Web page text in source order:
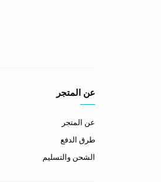
عن المتجر
عن المتجر
طرق الدفع
الشحن والتسليم